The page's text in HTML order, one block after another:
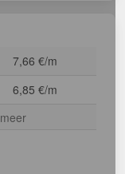
7,66 €/m
6,85 €/m
meer